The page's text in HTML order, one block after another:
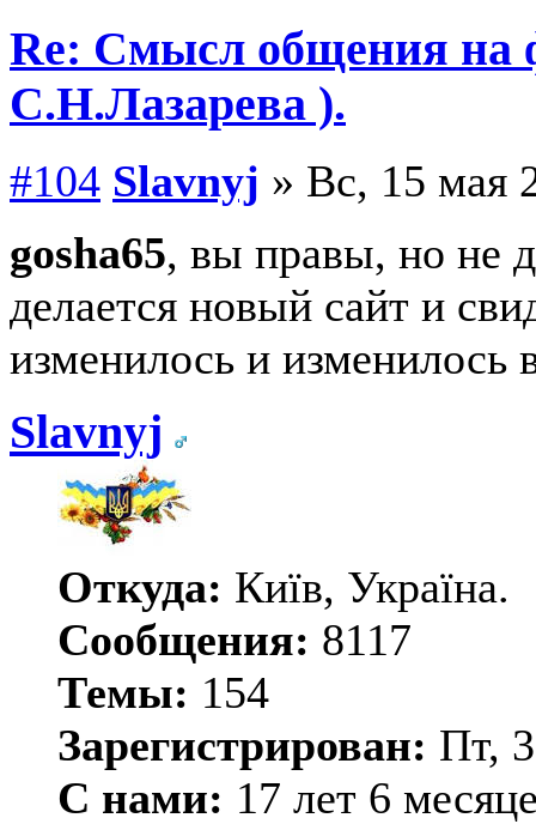
Re: Смысл общения на
С.Н.Лазарева ).
#104 Slavnyj » Вс, 15 мая
gosha65, вы правы, но не
делается новый сайт и
изменилось и изменилось
Slavnyj
Откуда: Київ, Україна.
Сообщения: 8117
Темы: 154
Зарегистрирован: Пт,
С нами: 17 лет 6